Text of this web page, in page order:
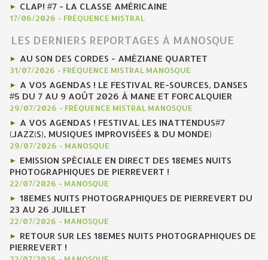
CLAP! #7 - LA CLASSE AMÉRICAINE
17/06/2026 - FRÉQUENCE MISTRAL
LES DERNIERS REPORTAGES À MANOSQUE
AU SON DES CORDES - AMÉZIANE QUARTET
31/07/2026 - FRÉQUENCE MISTRAL MANOSQUE
A VOS AGENDAS ! LE FESTIVAL RE-SOURCES, DANSES
#5 DU 7 AU 9 AOÛT 2026 À MANE ET FORCALQUIER
29/07/2026 - FRÉQUENCE MISTRAL MANOSQUE
A VOS AGENDAS ! FESTIVAL LES INATTENDUS#7
(JAZZ(S), MUSIQUES IMPROVISÉES & DU MONDE)
29/07/2026 - MANOSQUE
EMISSION SPÉCIALE EN DIRECT DES 18EMES NUITS
PHOTOGRAPHIQUES DE PIERREVERT !
22/07/2026 - MANOSQUE
18EMES NUITS PHOTOGRAPHIQUES DE PIERREVERT DU
23 AU 26 JUILLET
22/07/2026 - MANOSQUE
RETOUR SUR LES 18EMES NUITS PHOTOGRAPHIQUES DE
PIERREVERT !